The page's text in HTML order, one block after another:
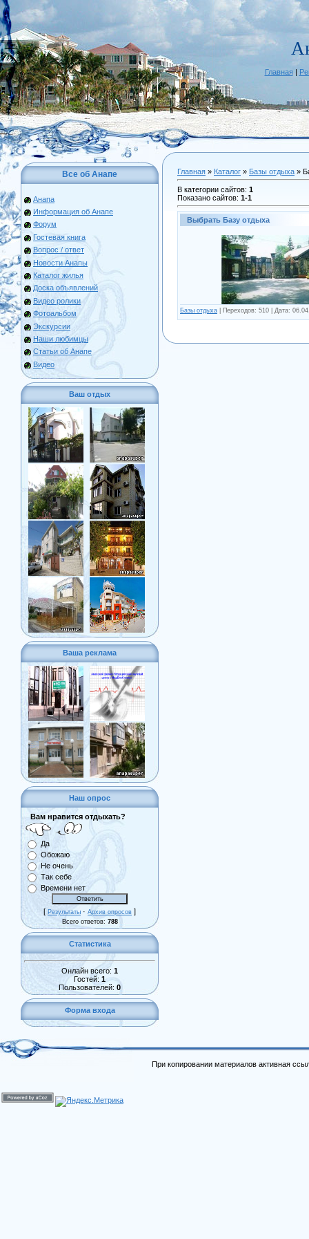
Главная |
Все об Анапе
Анапа
Информация об Анапе
Форум
Гостевая книга
Вопрос / ответ
Новости Анапы
Каталог жилья
Доска объявлений
Видео ролики
Фотоальбом
Экскурсии
Наши любимцы
Статьи об Анапе
Видео
Ваш отдых
Ваша реклама
Наш опрос
Вам нравится отдыхать?
Да
Обожаю
Не очень
Так себе
Времени нет
[ Результаты · Архив опросов ]
Всего ответов: 788
Статистика
Онлайн всего: 1
Гостей: 1
Пользователей: 0
Форма входа
Главная » Каталог » Базы отдыха »
В категории сайтов: 1
Показано сайтов: 1-1
Выбрать Базу отдыха
Базы отдыха Переходов: 510 Дата:
При копировании материалов активная